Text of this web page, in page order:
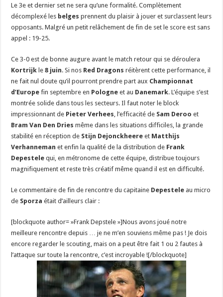
Le 3e et dernier set ne sera qu’une formalité. Complètement
décomplexé les belges prennent du plaisir à jouer et surclassent leurs
opposants. Malgré un petit relâchement de fin de set le score est sans
appel : 19-25.
Ce 3-0 est de bonne augure avant le match retour qui se déroulera
Kortrijk le 8 juin. Si nos Red Dragons réitèrent cette performance, il
ne fait nul doute qu’il pourront prendre part aux Championnat
d’Europe fin septembre en Pologne et au Danemark. L’équipe s’est
montrée solide dans tous les secteurs. Il faut noter le block
impressionnant de Pieter Verhees , l’efficacité de Sam Deroo et
Bram Van Den Dries même dans les situations difficiles, la grande
stabilité en réception de Stijn Dejonckheere et Matthijs
Verhanneman et enfin la qualité de la distribution de Frank
Depestele qui, en métronome de cette équipe, distribue toujours
magnifiquement et reste très créatif même quand il est en difficulté.
Le commentaire de fin de rencontre du capitaine Depestele au micro
de Sporza était d’ailleurs clair :
[blockquote author= »Frank Depstele »]Nous avons joué notre
meilleure rencontre depuis … je ne m’en souviens même pas ! Je dois
encore regarder le scouting, mais on a peut être fait 1 ou 2 fautes à
l’attaque sur toute la rencontre, c’est incroyable ![/blockquote]